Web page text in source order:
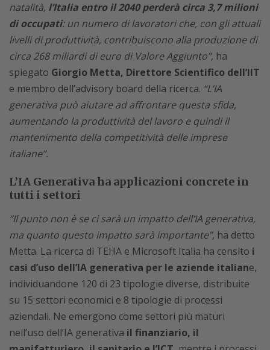
natalità, l’Italia entro il 2040 perderà circa 3,7 milioni
di occupati: un numero di lavoratori che, con gli attuali
livelli di produttività, contribuiscono alla produzione di
circa 268 miliardi di euro di Valore Aggiunto”, ha
spiegato Giorgio Metta, Direttore Scientifico dell’IIT
e membro dell’advisory board della ricerca. “L’IA
generativa può aiutare ad affrontare questa sfida,
aumentando la produttività del lavoro e quindi il
mantenimento della competitività delle imprese
italiane”.
L’IA Generativa ha applicazioni concrete in
tutti i settori
“Il punto non è se ci sarà un impatto dell’IA generativa,
ma quanto questo impatto sarà importante”, ha detto
Metta. La ricerca di TEHA e Microsoft Italia ha censito i
casi d’uso dell’IA generativa per le aziende italiane,
individuandone 120 di 23 tipologie diverse, distribuite
su 15 settori economici e 8 tipologie di processi
aziendali. Ne emergono come settori più maturi
nell’uso dell’IA generativa il finanziario, il